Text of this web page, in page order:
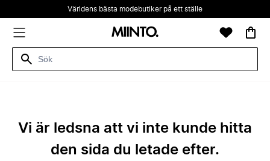
Världens bästa modebutiker på ett ställe
Vi är ledsna att vi inte kunde hitta
den sida du letade efter.